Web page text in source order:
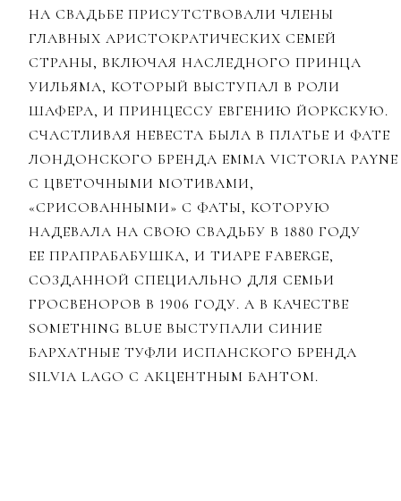
НА СВАДЬБЕ ПРИСУТСТВОВАЛИ ЧЛЕНЫ
ГЛАВНЫХ АРИСТОКРАТИЧЕСКИХ СЕМЕЙ
СТРАНЫ, ВКЛЮЧАЯ НАСЛЕДНОГО ПРИНЦА
УИЛЬЯМА, КОТОРЫЙ ВЫСТУПАЛ В РОЛИ
ШАФЕРА, И ПРИНЦЕССУ ЕВГЕНИЮ ЙОРКСКУЮ.
СЧАСТЛИВАЯ НЕВЕСТА БЫЛА В ПЛАТЬЕ И ФАТЕ
ЛОНДОНСКОГО БРЕНДА EMMA VICTORIA PAYNE
С ЦВЕТОЧНЫМИ МОТИВАМИ,
«СРИСОВАННЫМИ» С ФАТЫ, КОТОРУЮ
НАДЕВАЛА НА СВОЮ СВАДЬБУ В 1880 ГОДУ
ЕЕ ПРАПРАБАБУШКА, И ТИАРЕ FABERGE,
СОЗДАННОЙ СПЕЦИАЛЬНО ДЛЯ СЕМЬИ
ГРОСВЕНОРОВ В 1906 ГОДУ. А В КАЧЕСТВЕ
SOMETHING BLUE ВЫСТУПАЛИ СИНИЕ
БАРХАТНЫЕ ТУФЛИ ИСПАНСКОГО БРЕНДА
SILVIA LAGO С АКЦЕНТНЫМ БАНТОМ.